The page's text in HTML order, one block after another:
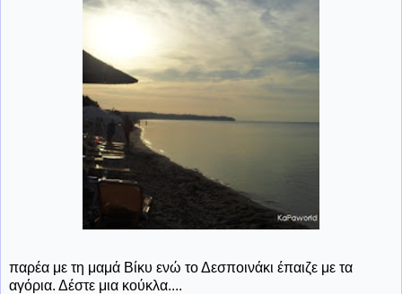
παρέα με τη μαμά Βίκυ ενώ το Δεσποινάκι έπαιζε με τα
αγόρια. Δέστε μια κούκλα....